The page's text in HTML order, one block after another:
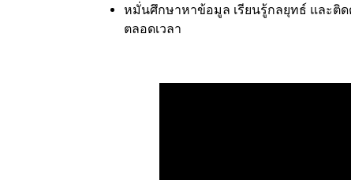
หมั่นศึกษาหาข้อมูล เรียนรู้กลยุทธ์ และติ
ตลอดเวลา